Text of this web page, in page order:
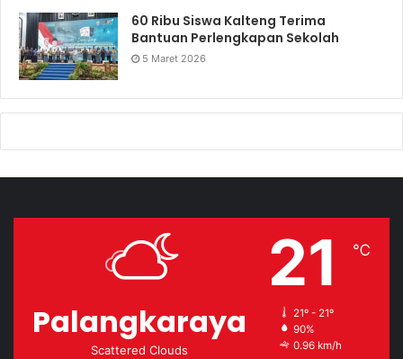
60 Ribu Siswa Kalteng Terima
Bantuan Perlengkapan Sekolah
5 Maret 2026
Palangkaraya
Scattered Clouds
21 ℃
21º - 21º
90%
0.96 km/h